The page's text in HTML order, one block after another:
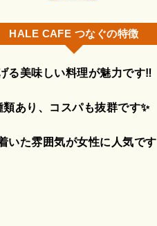
HALE CAFE つなぐの特徴
る美味しい料理が魅力です‼️
あり、コスパも抜群です✨
いた雰囲気が女性に人気です